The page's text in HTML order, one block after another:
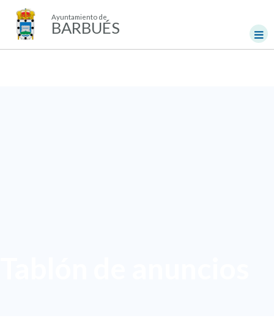
Ayuntamiento de
BARBUÉS